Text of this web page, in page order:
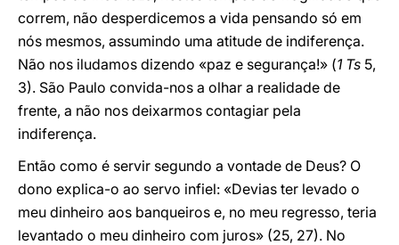
correm, não desperdicemos a vida pensando só em
nós mesmos, assumindo uma atitude de indiferença.
Não nos iludamos dizendo «paz e segurança!» (1 Ts 5,
3). São Paulo convida-nos a olhar a realidade de
frente, a não nos deixarmos contagiar pela
indiferença.
Então como é servir segundo a vontade de Deus? O
dono explica-o ao servo infiel: «Devias ter levado o
meu dinheiro aos banqueiros e, no meu regresso, teria
levantado o meu dinheiro com juros» (25, 27). No